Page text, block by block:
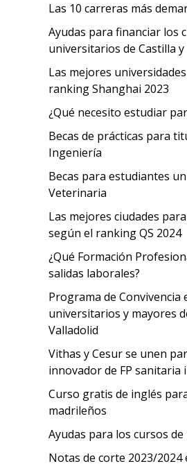
Las 10 carreras más
Ayudas para financiar los
universitarios de Castilla y
Las mejores
ranking Shanghai 2023
¿Qué necesito estudiar
Becas de prácticas para
Ingeniería
Becas para estudiantes
Veterinaria
Las mejores ciudades
según el ranking QS 2024
¿Qué Formación
salidas laborales?
Programa de Convivencia
universitarios y mayores
Valladolid
Vithas y Cesur se unen
innovador de FP sanitaria
Curso gratis de inglés
madrileños
Ayudas para los cursos
Notas de corte 2023/2024